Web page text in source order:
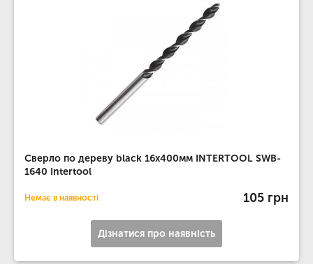
Сверло по дереву black 16x400мм INTERTOOL SWB-
1640 Intertool
Немає в наявності 105 грн
Дізнатися про наявність